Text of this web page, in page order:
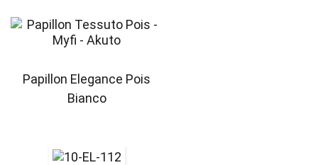
Papillon Elegance Pois
Bianco